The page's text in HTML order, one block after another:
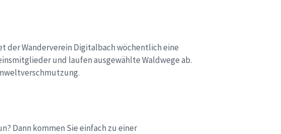
Wanderverein Digitalbach wöchentlich eine
und laufen ausgewählte Waldwege ab.
Dann kommen Sie einfach zu einer